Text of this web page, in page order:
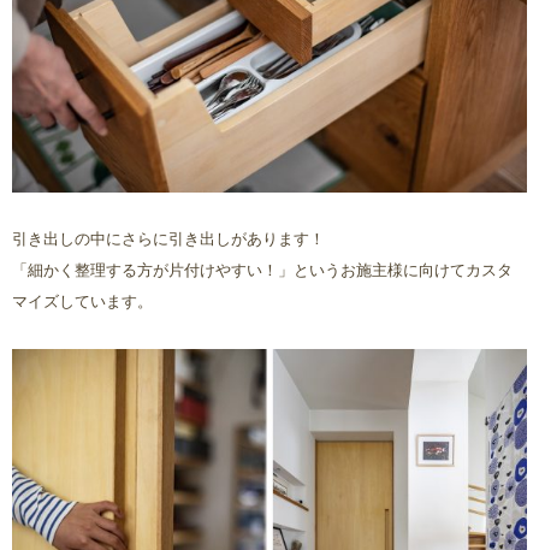
引き出しの中にさらに引き出しがあります！
「細かく整理する方が片付けやすい！」というお施主様に向けてカスタ
マイズしています。